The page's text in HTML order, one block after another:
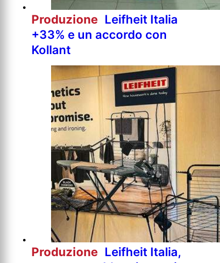
Produzione Leifheit Italia
+33% e un accordo con
Kollant
Produzione Leifheit Italia,